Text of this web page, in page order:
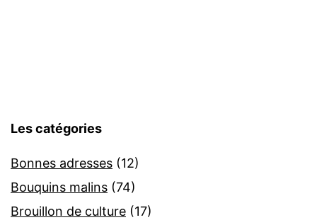
Les catégories
Bonnes adresses (12)
Bouquins malins (74)
Brouillon de culture (17)